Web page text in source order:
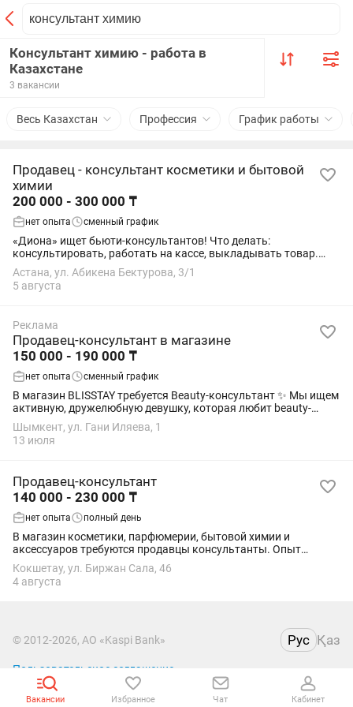
Консультант химию - работа в
Казахстане
3 вакансии
Весь Казахстан Профессия График работы
Продавец - консультант косметики и бытовой
химии
200 000 - 300 000 ₸
нет опыта сменный график
«Диона» ищет бьюти-консультантов! Что делать:
консультировать, работать на кассе, выкладывать товар.
Кого ищем: от 18 лет, интерес к косметике, общительность.
«Диона» — место, где ты растешь и...
Астана, ул. Абикена Бектурова, 3/1
5 августа
Реклама
Продавец-консультант в магазине
150 000 - 190 000 ₸
нет опыта сменный график
В магазин BLISSTAY требуется Beauty-консультант ✨ Мы ищем
активную, дружелюбную девушку, которая любит beauty-
сферу и умеет находить подход к клиентам 🤍 Обязанности: —
Консультация покупателей —...
Шымкент, ул. Гани Иляева, 1
13 июля
Продавец-консультант
140 000 - 230 000 ₸
нет опыта полный день
В магазин косметики, парфюмерии, бытовой химии и
аксессуаров требуются продавцы консультанты. Опыт
работы не обязателен. Возраст от 18 лет. Студенты на очном
не подходят. От кандидата требуется: быть...
Кокшетау, ул. Биржан Сала, 46
4 августа
© 2012-2026, АО «Kaspi Bank» Рус Қаз
Пользовательское соглашение
Вакансии Избранное Чат Кабинет